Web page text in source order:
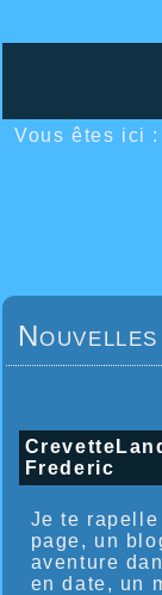
Vous êtes ici :
Nouvelles
Frederic
Je te
page, un
aventure
en date, un